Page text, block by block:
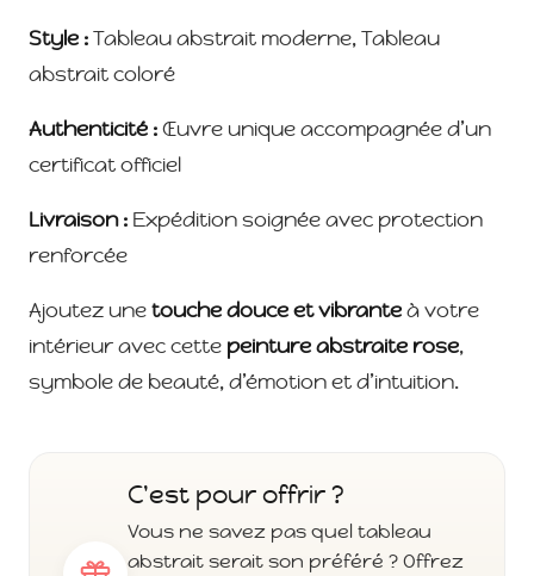
Style :Tableau abstrait moderne, Tableau
abstrait coloré
Authenticité :Œuvre unique accompagnée d’un
certificat officiel
Livraison : Expédition soignée avec protection
renforcée
Ajoutez unetouche douce et vibranteà votre
intérieur avec cette peinture abstraite rose,
symbole de beauté, d’émotion et d’intuition.
C'est pour offrir ?
Vous ne savez pas quel tableau
abstrait serait son préféré ? Offrez